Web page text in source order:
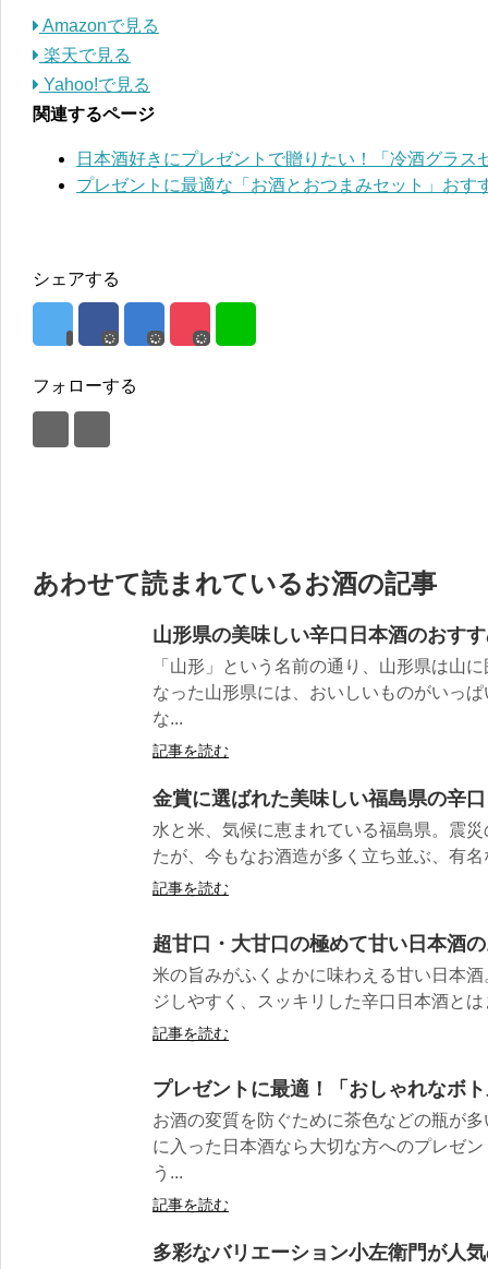
Amazonで見る
楽天で見る
Yahoo!で見る
関連するページ
日本酒好きにプレゼントで贈りたい！「冷酒グラス
プレゼントに最適な「お酒とおつまみセット」おす
シェアする
フォローする
あわせて読まれているお酒の記事
山形県の美味しい辛口日本酒のおす
「山形」という名前の通り、山形県は山
なった山形県には、おいしいものがいっ
な...
記事を読む
金賞に選ばれた美味しい福島県の辛
水と米、気候に恵まれている福島県。震
たが、今もなお酒造が多く立ち並ぶ、有
記事を読む
超甘口・大甘口の極めて甘い日本酒
米の旨みがふくよかに味わえる甘い日本
ジしやすく、スッキリした辛口日本酒と
記事を読む
プレゼントに最適！「おしゃれなボ
お酒の変質を防ぐために茶色などの瓶が
に入った日本酒なら大切な方へのプレゼ
う...
記事を読む
多彩なバリエーション小左衛門が人